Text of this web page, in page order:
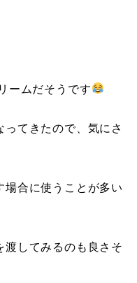
ームだそうです
てきたので、気にさ
合に使うことが多い
してみるのも良さそ